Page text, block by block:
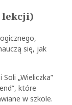
lekcji)
się, jak
„Wieliczka”
które
w szkole.